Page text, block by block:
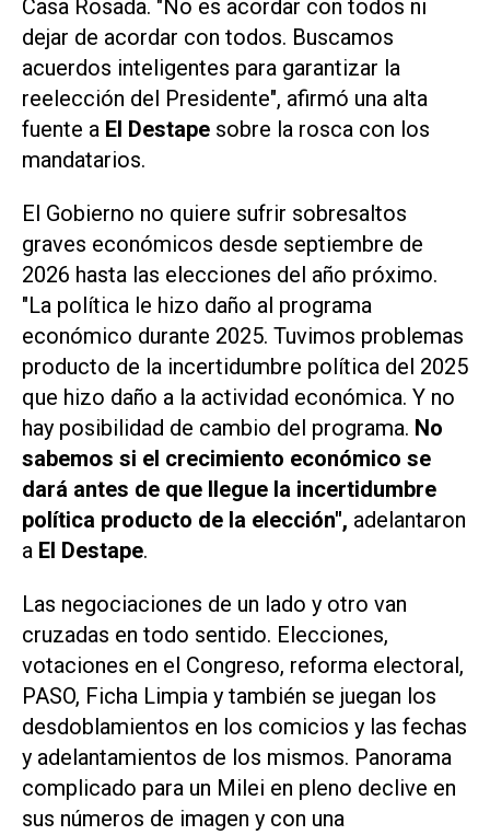
Casa Rosada. "No es acordar con todos ni
dejar de acordar con todos. Buscamos
acuerdos inteligentes para garantizar la
reelección del Presidente", afirmó una alta
fuente a El Destape sobre la rosca con los
mandatarios.
El Gobierno no quiere sufrir sobresaltos
graves económicos desde septiembre de
2026 hasta las elecciones del año próximo.
"La política le hizo daño al programa
económico durante 2025. Tuvimos problemas
producto de la incertidumbre política del 2025
que hizo daño a la actividad económica. Y no
hay posibilidad de cambio del programa. No
sabemos si el crecimiento económico se
dará antes de que llegue la incertidumbre
política producto de la elección", adelantaron
a El Destape.
Las negociaciones de un lado y otro van
cruzadas en todo sentido. Elecciones,
votaciones en el Congreso, reforma electoral,
PASO, Ficha Limpia y también se juegan los
desdoblamientos en los comicios y las fechas
y adelantamientos de los mismos. Panorama
complicado para un Milei en pleno declive en
sus números de imagen y con una